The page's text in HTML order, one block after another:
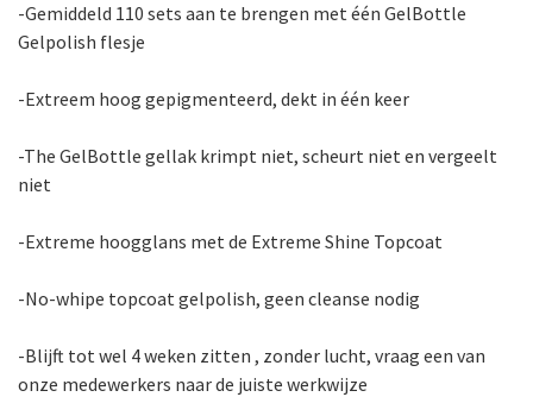
-Gemiddeld 110 sets aan te brengen met één GelBottle
Gelpolish flesje
-Extreem hoog gepigmenteerd, dekt in één keer
-The GelBottle gellak krimpt niet, scheurt niet en vergeelt
niet
-Extreme hoogglans met de Extreme Shine Topcoat
-No-whipe topcoat gelpolish, geen cleanse nodig
-Blijft tot wel 4 weken zitten , zonder lucht, vraag een van
onze medewerkers naar de juiste werkwijze